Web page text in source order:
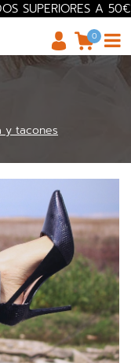
SUPERIORES A 50€
0
y tacones